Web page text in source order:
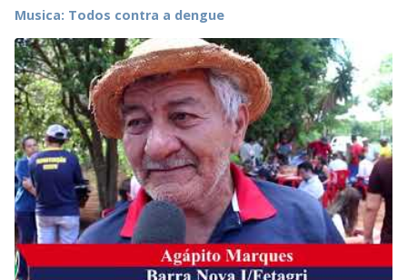
Musica: Todos contra a dengue